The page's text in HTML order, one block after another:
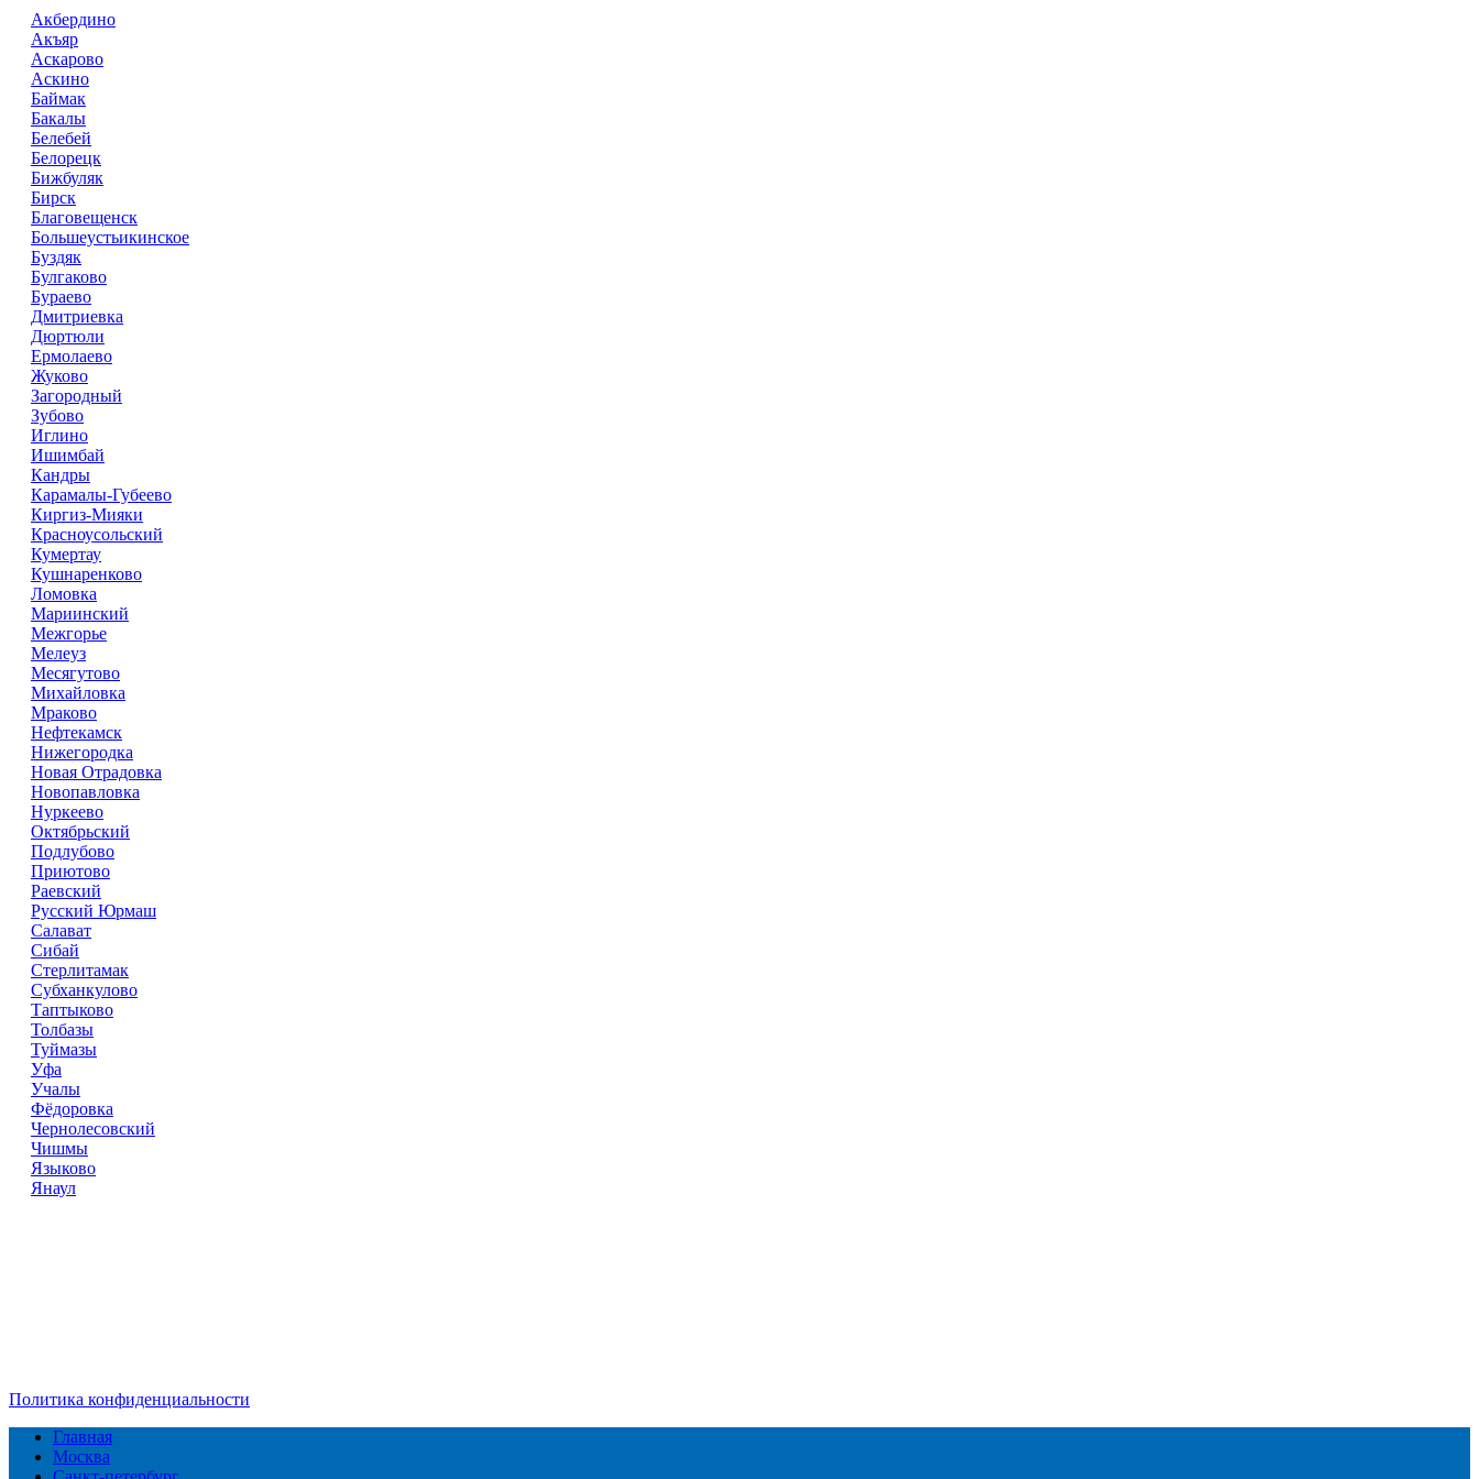
Акбердино
Акъяр
Аскарово
Аскино
Баймак
Бакалы
Белебей
Белорецк
Бижбуляк
Бирск
Благовещенск
Большеустьикинское
Буздяк
Булгаково
Бураево
Дмитриевка
Дюртюли
Ермолаево
Жуково
Загородный
Зубово
Иглино
Ишимбай
Кандры
Карамалы-Губеево
Киргиз-Мияки
Красноусольский
Кумертау
Кушнаренково
Ломовка
Мариинский
Межгорье
Мелеуз
Месягутово
Михайловка
Мраково
Нефтекамск
Нижегородка
Новая Отрадовка
Новопавловка
Нуркеево
Октябрьский
Подлубово
Приютово
Раевский
Русский Юрмаш
Салават
Сибай
Стерлитамак
Субханкулово
Таптыково
Толбазы
Туймазы
Уфа
Учалы
Фёдоровка
Чернолесовский
Чишмы
Языково
Янаул
Политика конфиденциальности
Главная
Москва